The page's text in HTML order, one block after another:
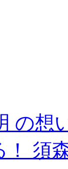
の想
！ 須